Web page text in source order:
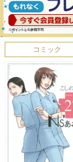
コミック